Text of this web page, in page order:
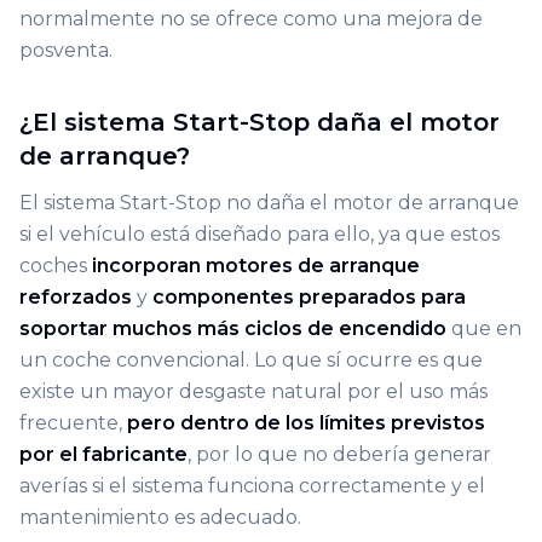
normalmente no se ofrece como una mejora de
posventa.
¿El sistema Start-Stop daña el motor
de arranque?
El sistema Start-Stop no daña el motor de arranque
si el vehículo está diseñado para ello, ya que estos
coches incorporan motores de arranque
reforzados y componentes preparados para
soportar muchos más ciclos de encendido que en
un coche convencional. Lo que sí ocurre es que
existe un mayor desgaste natural por el uso más
frecuente, pero dentro de los límites previstos
por el fabricante, por lo que no debería generar
averías si el sistema funciona correctamente y el
mantenimiento es adecuado.